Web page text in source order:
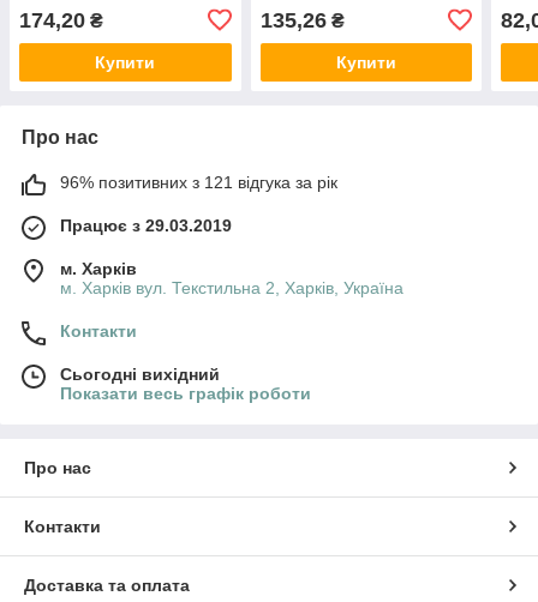
174,20 ₴
Купити
135,26₴
Купити
Про нас
96% позитивних з 121 відгука за рік
Працює з 29.03.2019
м. Харків
м. Харків вул. Текстильна 2, Харків, Україна
Контакти
Сьогодні вихідний
Показати весь графік роботи
Про нас
Контакти
Доставка та оплата